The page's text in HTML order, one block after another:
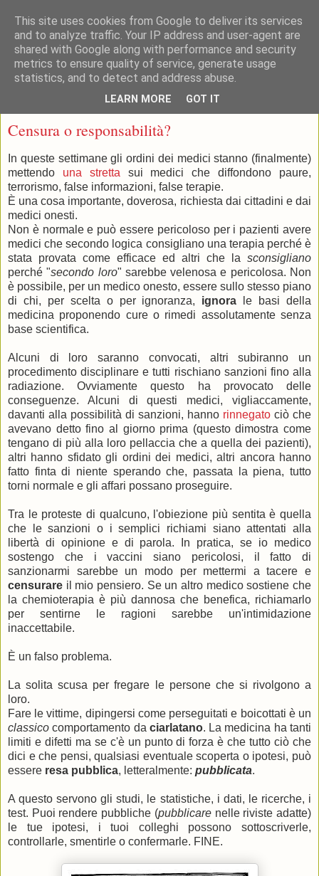
Censura o responsabilità?
In queste settimane gli ordini dei medici stanno (finalmente)
mettendo una stretta sui medici che diffondono paure,
terrorismo, false informazioni, false terapie.
È una cosa importante, doverosa, richiesta dai cittadini e dai
medici onesti.
Non è normale e può essere pericoloso per i pazienti avere
medici che secondo logica consigliano una terapia perché è
stata provata come efficace ed altri che la sconsigliano
perché "secondo loro" sarebbe velenosa e pericolosa. Non
è possibile, per un medico onesto, essere sullo stesso piano
di chi, per scelta o per ignoranza, ignora
le basi della
medicina proponendo cure o rimedi assolutamente senza
base scientifica.
Alcuni di loro saranno convocati, altri subiranno un
procedimento disciplinare e tutti rischiano sanzioni fino alla
radiazione. Ovviamente questo ha provocato delle
conseguenze. Alcuni di questi medici, vigliaccamente,
davanti alla possibilità di sanzioni, hanno rinnegato ciò che
avevano detto fino al giorno prima (questo dimostra come
tengano di più alla loro pellaccia che a quella dei pazienti),
altri hanno sfidato gli ordini dei medici, altri ancora hanno
fatto finta di niente sperando che, passata la piena, tutto
torni normale e gli affari possano proseguire.
Tra le proteste di qualcuno, l'obiezione più sentita è quella
che le sanzioni o i semplici richiami siano attentati alla
libertà di opinione e di parola. In pratica, se io medico
sostengo che i vaccini siano pericolosi, il fatto di
sanzionarmi sarebbe un modo per mettermi a tacere e
censurare il mio pensiero. Se un altro medico sostiene che
la chemioterapia è più dannosa che benefica, richiamarlo
per sentirne le ragioni sarebbe un'intimidazione
inaccettabile.
È un falso problema.
La solita scusa per fregare le persone che si rivolgono a
loro.
Fare le vittime, dipingersi come perseguitati e boicottati è un
classicocomportamento da ciarlatano. La medicina ha tanti
limiti e difetti ma se c'è un punto di forza è che tutto ciò che
dici e che pensi, qualsiasi eventuale scoperta o ipotesi, può
essere resa pubblica, letteralmente: pubblicata.
A questo servono gli studi, le statistiche, i dati, le ricerche, i
test. Puoi rendere pubbliche (pubblicare nelle riviste adatte)
le tue ipotesi, i tuoi colleghi possono sottoscriverle,
controllarle, smentirle o confermarle. FINE.
This site uses cookies from Google to deliver its services
and to analyze traffic. Your IP address and user-agent are
shared with Google along with performance and security
metrics to ensure quality of service, generate usage
statistics, and to detect and address abuse.
LEARN MORE GOT IT